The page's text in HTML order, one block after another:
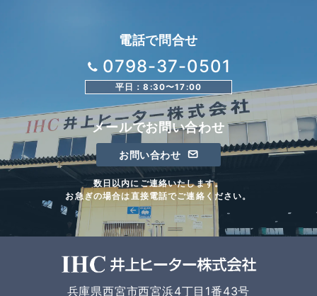
電話で問合せ
0798-37-0501
平日：8:30〜17:00
メールでお問い合わせ
お問い合わせ
数日以内にご連絡いたします。
お急ぎの場合は直接電話でご連絡ください。
兵庫県西宮市西宮浜4丁目1番43号